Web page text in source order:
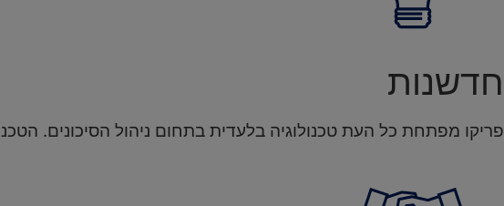
חדשנות
פריקו מפתחת כל העת טכנולוגיה בלעדית בתחום ניהול הסיכונים.